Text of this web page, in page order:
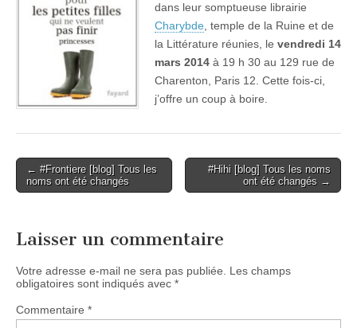
dans leur somptueuse librairie
Charybde , temple de la Ruine et de
la Littérature réunies, le vendredi 14
mars 2014 à 19 h 30 au 129 rue de
Charenton, Paris 12. Cette fois-ci,
j’offre un coup à boire.
Post
navigation
← #Frontiere [blog] Tous les
noms ont été changés
#Hihi [blog] Tous les noms
ont été changés →
Laisser un commentaire
Votre adresse e-mail ne sera pas publiée.
Les champs
obligatoires sont indiqués avec *
Commentaire *